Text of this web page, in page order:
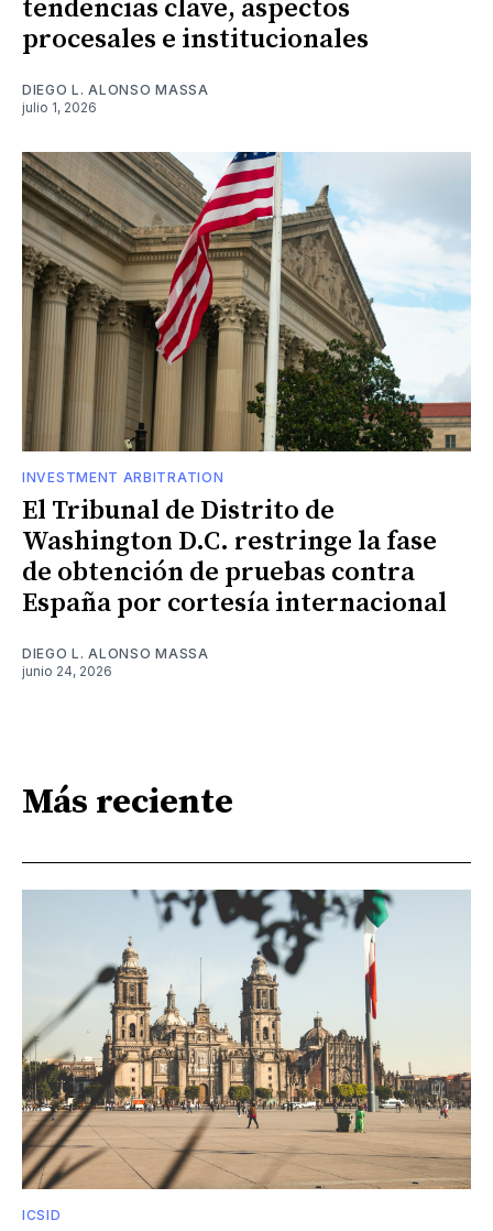
tendencias clave, aspectos
procesales e institucionales
DIEGO L. ALONSO MASSA
julio 1, 2026
INVESTMENT ARBITRATION
El Tribunal de Distrito de
Washington D.C. restringe la fase
de obtención de pruebas contra
España por cortesía internacional
DIEGO L. ALONSO MASSA
junio 24, 2026
Más reciente
ICSID